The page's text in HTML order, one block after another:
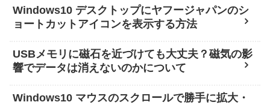
Windows10 デスクトップにヤフージャパンのシ
ョートカットアイコンを表示する方法
USBメモリに磁石を近づけても大丈夫？磁気の影
響でデータは消えないのかについて
Windows10 マウスのスクロールで勝手に拡大・